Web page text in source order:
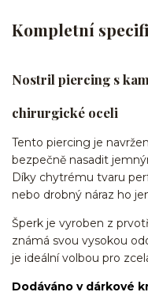
Kompletní
Nostril piercing s
chirurgické oceli
Tento piercing je
bezpečně nasadit
Díky chytrému tvaru
nebo drobný náraz ho
Šperk je vyroben z
známá svou vysokou
je ideální volbou pro
Dodáváno v dárkové